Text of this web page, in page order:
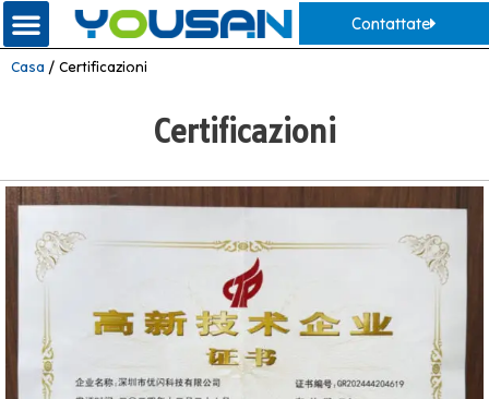
Contattate
Casa / Certificazioni
Certificazioni